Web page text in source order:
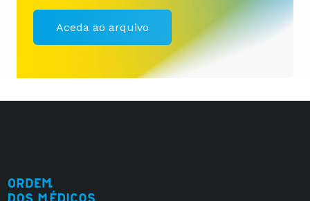
Aceda ao arquivo